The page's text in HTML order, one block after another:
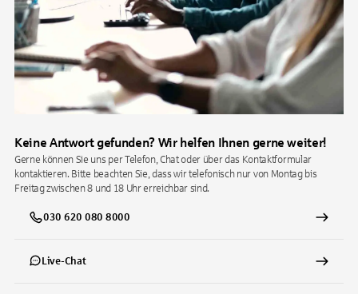
Keine Antwort gefunden? Wir helfen Ihnen gerne weiter!
Gerne können Sie uns per Telefon, Chat oder über das Kontaktformular
kontaktieren. Bitte beachten Sie, dass wir telefonisch nur von Montag bis
Freitag zwischen 8 und 18 Uhr erreichbar sind.
030 620 080 8000
Live-Chat